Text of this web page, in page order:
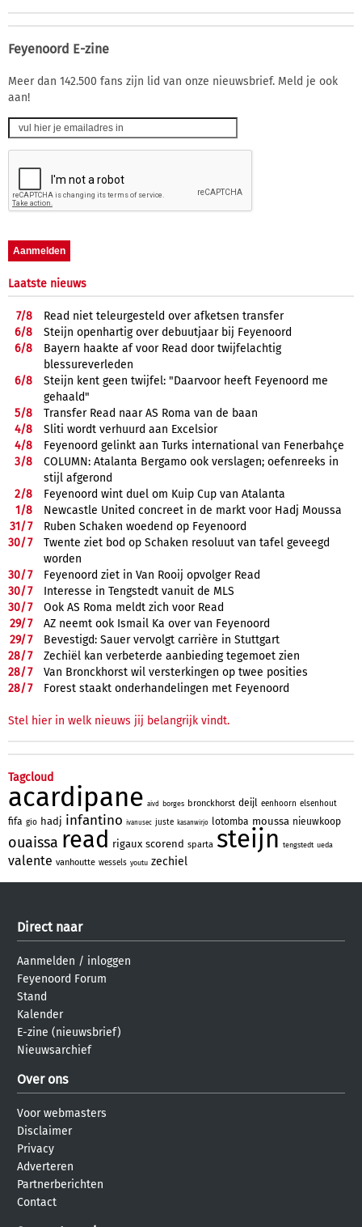
Feyenoord E-zine
Meer dan 142.500 fans zijn lid van onze nieuwsbrief. Meld je ook
aan!
Laatste nieuws
7/8
Read niet teleurgesteld over afketsen transfer
6/8
Steijn openhartig over debuutjaar bij Feyenoord
6/8
Bayern haakte af voor Read door twijfelachtig
blessureverleden
6/8
Steijn kent geen twijfel: "Daarvoor heeft Feyenoord me
gehaald"
5/8
Transfer Read naar AS Roma van de baan
4/8
Sliti wordt verhuurd aan Excelsior
4/8
Feyenoord gelinkt aan Turks international van Fenerbahçe
3/8
COLUMN: Atalanta Bergamo ook verslagen; oefenreeks in
stijl afgerond
2/8
Feyenoord wint duel om Kuip Cup van Atalanta
1/8
Newcastle United concreet in de markt voor Hadj Moussa
31/7
Ruben Schaken woedend op Feyenoord
30/7
Twente ziet bod op Schaken resoluut van tafel geveegd
worden
30/7
Feyenoord ziet in Van Rooij opvolger Read
30/7
Interesse in Tengstedt vanuit de MLS
30/7
Ook AS Roma meldt zich voor Read
29/7
AZ neemt ook Ismail Ka over van Feyenoord
29/7
Bevestigd: Sauer vervolgt carrière in Stuttgart
28/7
Zechiël kan verbeterde aanbieding tegemoet zien
28/7
Van Bronckhorst wil versterkingen op twee posities
28/7 Forest staakt onderhandelingen met Feyenoord
Stel hier in welk nieuws jij belangrijk vindt.
Tagcloud
acardipane aivd borges bronckhorst deijl eenhoorn elsenhout
fifa gio hadj infantino ivanusec juste kasanwirjo lotomba moussa nieuwkoop
ouaissa read rigaux scorend sparta steijn tengstedt ueda
valente vanhoutte wessels youtu zechiel
Direct naar
Aanmelden / inloggen
Feyenoord Forum
Stand
Kalender
E-zine (nieuwsbrief)
Nieuwsarchief
Over ons
Voor webmasters
Disclaimer
Privacy
Adverteren
Partnerberichten
Contact